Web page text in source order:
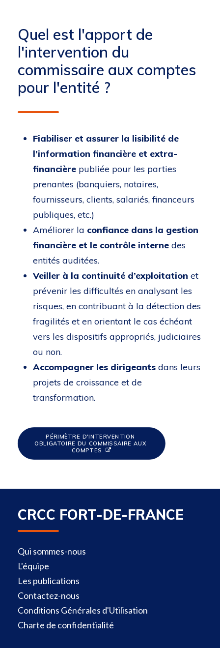
Quel est l'apport de
l'intervention du
commissaire aux comptes
pour l'entité ?
Fiabiliser et assurer la lisibilité de
l’information financière et extra-
financière publiée pour les parties
prenantes (banquiers, notaires,
fournisseurs, clients, salariés, financeurs
publiques, etc.)
Améliorer la confiance dans la gestion
financière et le contrôle interne des
entités auditées.
Veiller à la continuité d’exploitation et
prévenir les difficultés en analysant les
risques, en contribuant à la détection des
fragilités et en orientant le cas échéant
vers les dispositifs appropriés, judiciaires
ou non.
Accompagner les dirigeants dans leurs
projets de croissance et de
transformation.
PÉRIMÈTRE D'INTERVENTION
OBLIGATOIRE DU COMMISSAIRE AUX
COMPTES
CRCC FORT-DE-FRANCE
Qui sommes-nous
L'équipe
Les publications
Contactez-nous
Conditions Générales d'Utilisation
Charte de confidentialité